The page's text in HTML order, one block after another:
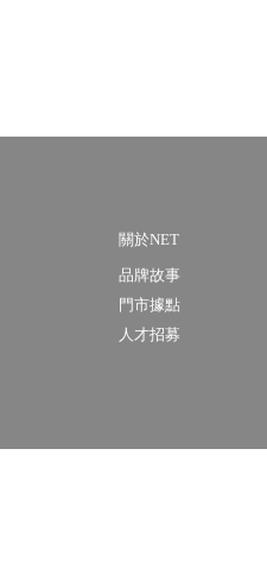
關於NET
品牌故事
門市據點
人才招募